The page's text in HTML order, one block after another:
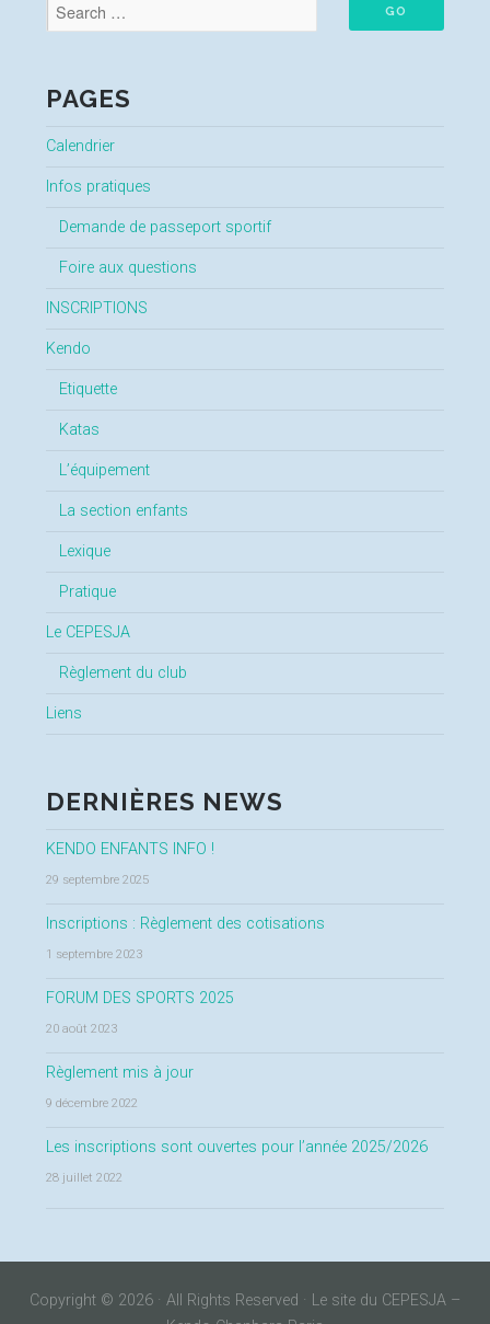
PAGES
Calendrier
Infos pratiques
Demande de passeport sportif
Foire aux questions
INSCRIPTIONS
Kendo
Etiquette
Katas
L’équipement
La section enfants
Lexique
Pratique
Le CEPESJA
Règlement du club
Liens
DERNIÈRES NEWS
KENDO ENFANTS INFO !
29 septembre 2025
Inscriptions : Règlement des cotisations
1 septembre 2023
FORUM DES SPORTS 2025
20 août 2023
Règlement mis à jour
9 décembre 2022
Les inscriptions sont ouvertes pour l’année 2025/2026
28 juillet 2022
Copyright © 2026 · All Rights Reserved · Le site du CEPESJA –